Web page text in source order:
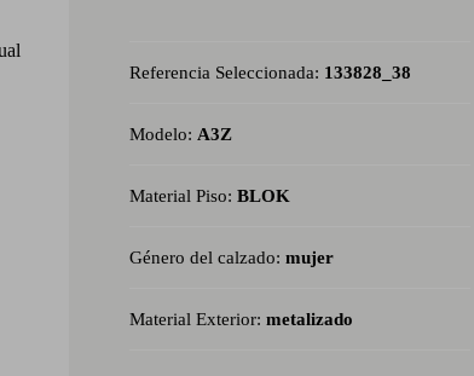
Referencia Seleccionada: 133828_38
Modelo: A3Z
Material Piso: BLOK
Género del calzado: mujer
Material Exterior: metalizado